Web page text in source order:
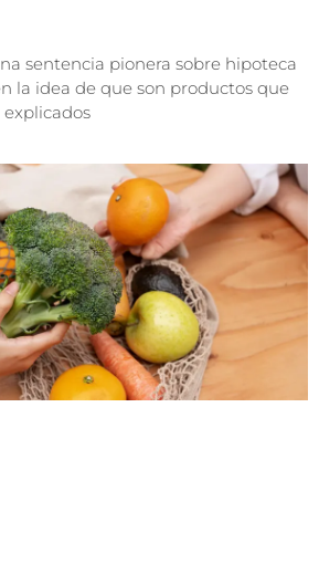
sentencia pionera sobre hipoteca
la idea de que son productos que